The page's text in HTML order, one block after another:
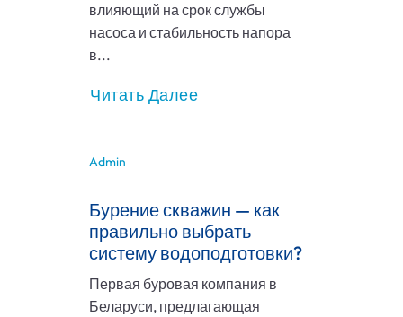
влияющий на срок службы
насоса и стабильность напора
в...
Читать Далее
Admin
Бурение скважин — как
правильно выбрать
систему водоподготовки?
Первая буровая компания в
Беларуси, предлагающая